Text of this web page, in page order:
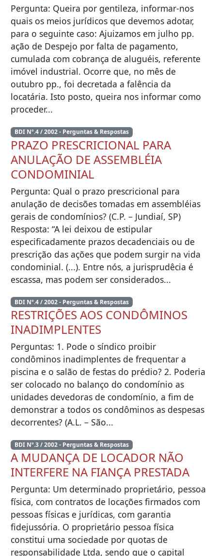
Pergunta: Queira por gentileza, informar-nos
quais os meios jurídicos que devemos adotar,
para o seguinte caso: Ajuizamos em julho pp.
ação de Despejo por falta de pagamento,
cumulada com cobrança de aluguéis, referente
imóvel industrial. Ocorre que, no mês de
outubro pp., foi decretada a falência da
locatária. Isto posto, queira nos informar como
proceder...
BDI Nº.4 / 2002 - Perguntas & Respostas
PRAZO PRESCRICIONAL PARA
ANULAÇÃO DE ASSEMBLÉIA
CONDOMINIAL
Pergunta: Qual o prazo prescricional para
anulação de decisões tomadas em assembléias
gerais de condomínios? (C.P. – Jundiaí, SP)
Resposta: “A lei deixou de estipular
especificadamente prazos decadenciais ou de
prescrição das ações que podem surgir na vida
condominial. (...). Entre nós, a jurisprudêcia é
escassa, mas podem ser considerados...
BDI Nº.4 / 2002 - Perguntas & Respostas
RESTRIÇÕES AOS CONDÔMINOS
INADIMPLENTES
Perguntas: 1. Pode o síndico proibir
condôminos inadimplentes de frequentar a
piscina e o salão de festas do prédio? 2. Poderia
ser colocado no balanço do condomínio as
unidades devedoras de condomínio, a fim de
demonstrar a todos os condôminos as despesas
decorrentes? (A.L. – São...
BDI Nº.3 / 2002 - Perguntas & Respostas
A MUDANÇA DE LOCADOR NÃO
INTERFERE NA FIANÇA PRESTADA
Pergunta: Um determinado proprietário, pessoa
física, com contratos de locações firmados com
pessoas físicas e jurídicas, com garantia
fidejussória. O proprietário pessoa física
constitui uma sociedade por quotas de
responsabilidade Ltda, sendo que o capital